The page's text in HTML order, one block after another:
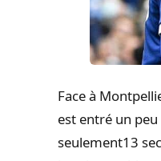
Face à
est entré un peu
seulement13